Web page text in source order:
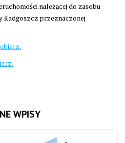
należącej do zasobu
Radgoszcz przeznaczonej
WPISY